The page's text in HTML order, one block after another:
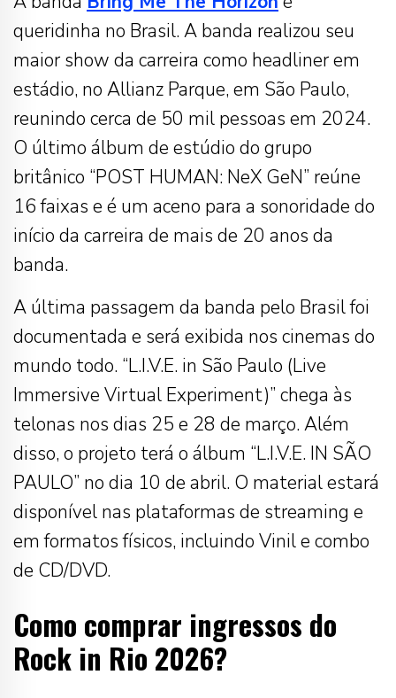
queridinha no Brasil. A banda realizou seu
maior show da carreira como headliner em
estádio, no Allianz Parque, em São Paulo,
reunindo cerca de 50 mil pessoas em 2024.
O último álbum de estúdio do grupo
britânico “POST HUMAN: NeX GeN” reúne
16 faixas e é um aceno para a sonoridade do
início da carreira de mais de 20 anos da
banda.
A última passagem da banda pelo Brasil foi
documentada e será exibida nos cinemas do
mundo todo. “L.I.V.E. in São Paulo (Live
Immersive Virtual Experiment)” chega às
telonas nos dias 25 e 28 de março. Além
disso, o projeto terá o álbum “L.I.V.E. IN SÃO
PAULO” no dia 10 de abril. O material estará
disponível nas plataformas de streaming e
em formatos físicos, incluindo Vinil e combo
de CD/DVD.
Como comprar ingressos do
Rock in Rio 2026?